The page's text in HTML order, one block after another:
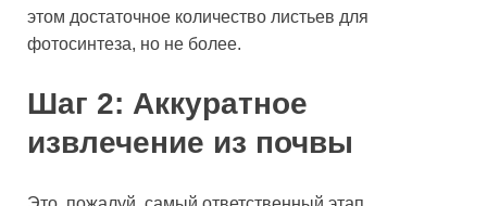
этом достаточное количество листьев для
фотосинтеза, но не более.
Шаг 2: Аккуратное
извлечение из почвы